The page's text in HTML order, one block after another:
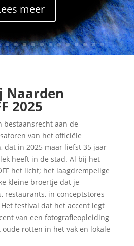
meer
Naarden
2025
bestaansrecht aan de
van het officiële
dat in 2025 maar liefst 35 jaar
heeft in de stad. Al bij het
het licht; het laagdrempelige
kleine broertje dat je
restaurants, in conceptstores
festival dat het accent legt
van een fotografieopleiding
rotten in het vak en lokale